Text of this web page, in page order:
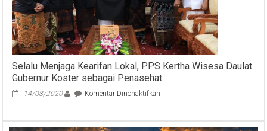
Obyek
Wisata
Kembali
Menggeliat
Selalu Menjaga Kearifan Lokal, PPS Kertha Wisesa Daulat
Gubernur Koster sebagai Penasehat
14/08/2020 Komentar Dinonaktifkan